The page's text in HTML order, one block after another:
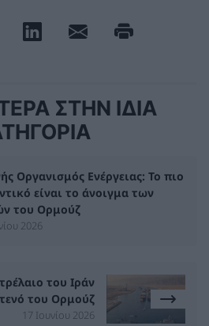
ΣΤΗΝ ΙΔΙΑ
Οργανισμός Ενέργειας: Το πιο
είναι το άνοιγμα των
του Ορμούζ
2026
του Ιράν
του Ορμούζ
17 Ιουνίου 2026